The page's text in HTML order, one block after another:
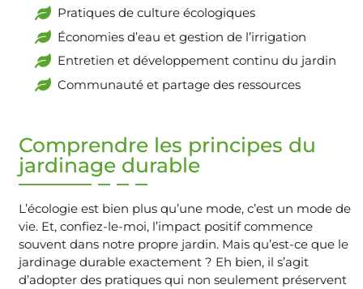
Pratiques de culture écologiques
Économies d’eau et gestion de l’irrigation
Entretien et développement continu du jardin
Communauté et partage des ressources
Comprendre les principes du
jardinage durable
L’écologie est bien plus qu’une mode, c’est un mode de
vie. Et, confiez-le-moi, l’impact positif commence
souvent dans notre propre jardin. Mais qu’est-ce que le
jardinage durable exactement ? Eh bien, il s’agit
d’adopter des pratiques qui non seulement préservent